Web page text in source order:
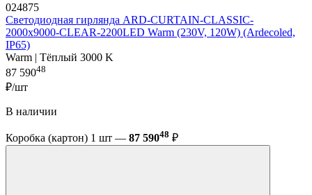
024875
Светодиодная гирлянда ARD-CURTAIN-CLASSIC-
2000x9000-CLEAR-2200LED Warm (230V, 120W) (Ardecoled,
IP65)
Warm | Тёплый 3000 K
87 59048
₽/шт
В наличии
Коробка (картон) 1 шт — 87 59048 ₽